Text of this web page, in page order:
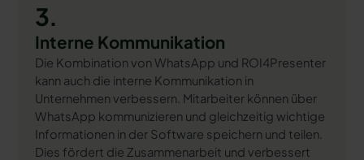
3.
Interne Kommunikation
Die Kombination von WhatsApp und ROI4Presenter
kann auch die interne Kommunikation in
Unternehmen verbessern. Mitarbeiter können über
WhatsApp kommunizieren und gleichzeitig wichtige
Informationen in der Software speichern und teilen.
Dies fördert die Zusammenarbeit und verbessert